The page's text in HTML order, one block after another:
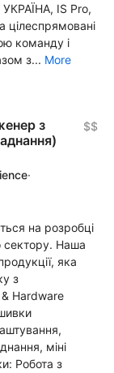
IS Pro,
цілеспрямовані
команду і
з... More
з
$$
·
на розробці
сектору. Наша
яка
з
Hardware
міні
Робота з